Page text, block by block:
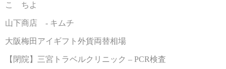
こゝちよ
山下商店 - キムチ
大阪梅田アイギフト外貨両替相場
【閉院】三宮トラベルクリニック – PCR検査